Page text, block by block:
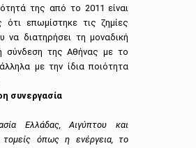
της από το 2011 είναι
ότι επωμίστηκε τις ζημίες
να διατηρήσει τη μοναδική
σύνδεση της Αθήνας με το
με την ίδια ποιότητα
συνεργασία
Ελλάδας, Αιγύπτου και
όπως η ενέργεια, το